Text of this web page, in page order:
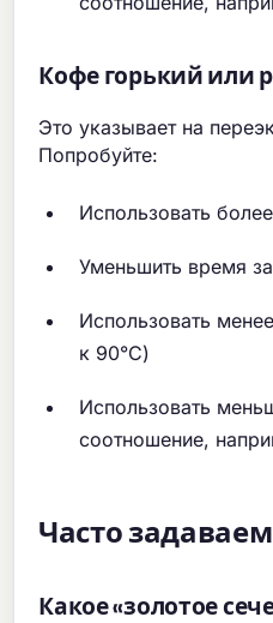
Кофе горький или
Это указывает на
Попробуйте:
Использовать
Уменьшить время
Использовать
к 90°C)
Использовать
соотношение,
Часто
Какое «золотое